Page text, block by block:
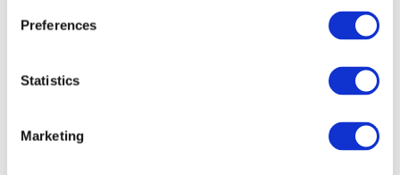
Preferences
Statistics
Marketing